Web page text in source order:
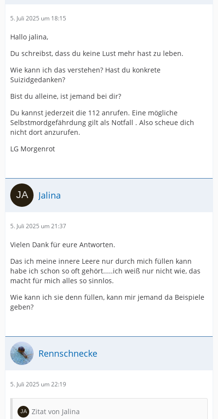
5. Juli 2025 um 18:15
Hallo jalina,
Du schreibst, dass du keine Lust mehr hast zu leben.
Wie kann ich das verstehen? Hast du konkrete
Suizidgedanken?
Bist du alleine, ist jemand bei dir?
Du kannst jederzeit die 112 anrufen. Eine mögliche
Selbstmordgefährdung gilt als Notfall . Also scheue dich
nicht dort anzurufen.
LG Morgenrot
Jalina
5. Juli 2025 um 21:37
Vielen Dank für eure Antworten.
Das ich meine innere Leere nur durch mich füllen kann
habe ich schon so oft gehört.....ich weiß nur nicht wie, das
macht für mich alles so sinnlos.
Wie kann ich sie denn füllen, kann mir jemand da Beispiele
geben?
Rennschnecke
5. Juli 2025 um 22:19
Zitat von Jalina